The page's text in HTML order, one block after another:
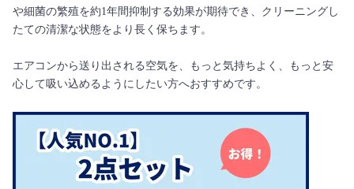
や細菌の繁殖を約1年間抑制する効果が期待でき、クリーニングし
たての清潔な状態をより長く保ちます。
エアコンから送り出される空気を、もっと気持ちよく、もっと安
心して吸い込めるようにしたい方へおすすめです。